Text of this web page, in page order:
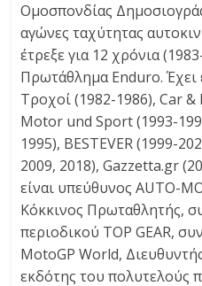
Ομοσπονδίας
αγώνες ταχύτητας
έτρεξε για 12 χρόνια
Πρωτάθλημα Enduro. Έχει
Τροχοί (1982-1986), Car
Motor und Sport (1993-
1995), BESTEVER (1999-
2009, 2018), Gazzetta.gr
είναι υπεύθυνος AUTO-
Κόκκινος Πρωταθλητής,
περιοδικού TOP GEAR,
MotoGP World,
εκδότης τoυ πολυτελούς